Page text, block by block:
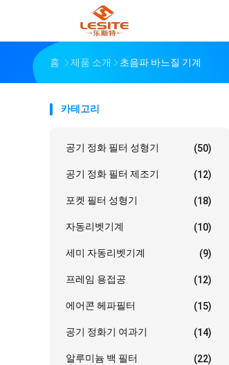
홈 제품 소개 초음파 바느질 기계
카테고리
공기 정화 필터 성형기 (50)
공기 정화 필터 제조기 (12)
포켓 필터 성형기 (18)
자동리벳기계 (10)
세미 자동리벳기계 (9)
프레임 용접공 (12)
에어콘 헤파필터 (15)
공기 정화기 여과기 (14)
알루미늄 백 필터 (22)